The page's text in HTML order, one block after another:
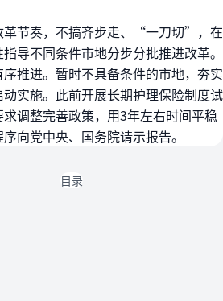
革节奏，不搞齐步走、“一刀切”，在
导不同条件市地分步分批推进改革。
推进。暂时不具备条件的市地，夯实
实施。此前开展长期护理保险制度试
调整完善政策，用3年左右时间平稳
向党中央、国务院请示报告。
目录